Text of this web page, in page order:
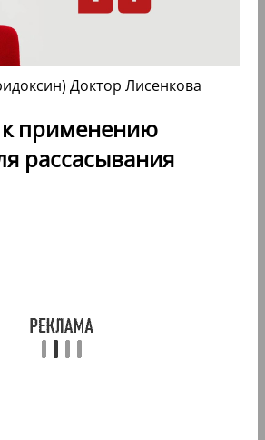
Доктор Лисенкова
к применению
рассасывания